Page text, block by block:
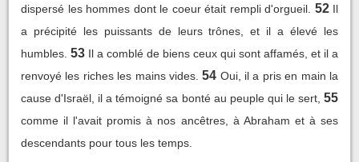
dispersé les hommes dont le coeur était rempli d'orgueil. 52 Il
a précipité les puissants de leurs trônes, et il a élevé les
humbles. 53 Il a comblé de biens ceux qui sont affamés, et il a
renvoyé les riches les mains vides. 54 Oui, il a pris en main la
cause d'Israël, il a témoigné sa bonté au peuple qui le sert, 55
comme il l'avait promis à nos ancêtres, à Abraham et à ses
descendants pour tous les temps.